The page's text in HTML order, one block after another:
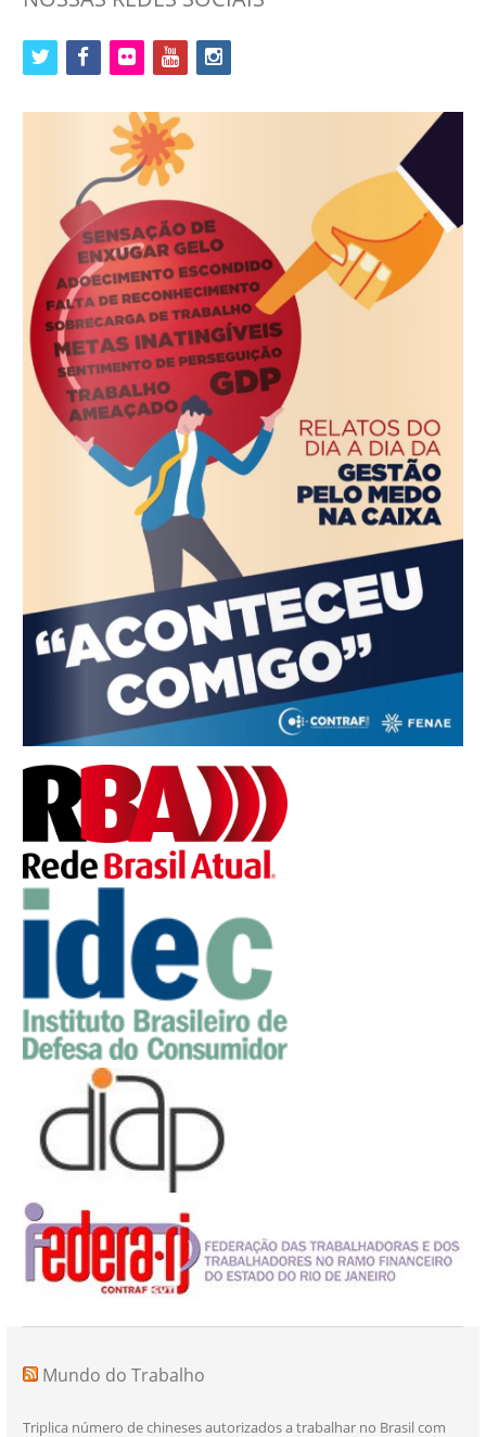
twitter facebookflickr youtubeinstagram
Mundo do Trabalho
Triplica número de chineses autorizados a trabalhar no Brasil com